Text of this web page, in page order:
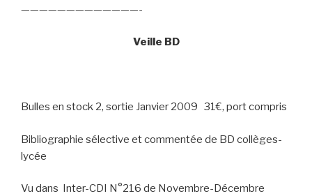
—————————————-
Veille BD
Bulles en stock 2, sortie Janvier 2009 31€, port compris
Bibliographie sélective et commentée de BD collèges-
lycée
Vu dans Inter-CDI N°216 de Novembre-Décembre